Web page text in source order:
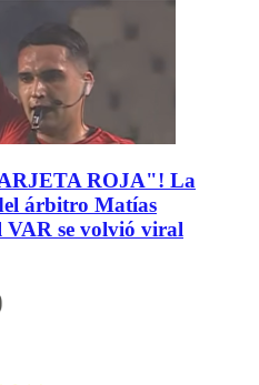
ROJA"! La
árbitro Matías
VAR se volvió viral